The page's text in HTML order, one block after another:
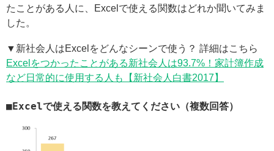
たことがある人に、Excelで使える関数はどれか聞いてみま
した。
▼新社会人はExcelをどんなシーンで使う？ 詳細はこちら
Excelをつかったことがある新社会人は93.7%！家計簿作成
など日常的に使用する人も【新社会人白書2017】
■Excelで使える関数を教えてください（複数回答）